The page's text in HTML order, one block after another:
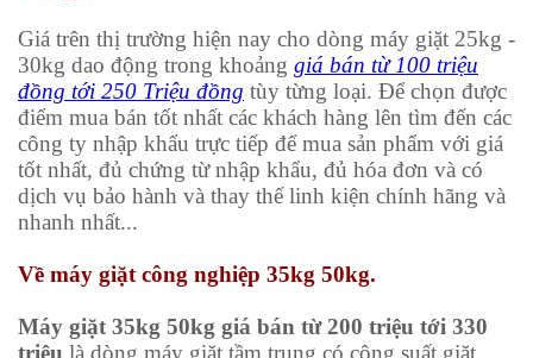
Giá trên thị trường hiện nay cho dòng máy giặt 25kg -
30kg dao động trong khoảng giá bán từ 100 triệu
đồng tới 250 Triệu đồng tùy từng loại. Để chọn được
điểm mua bán tốt nhất các khách hàng lên tìm đến các
công ty nhập khẩu trực tiếp để mua sản phẩm với giá
tốt nhất, đủ chứng từ nhập khẩu, đủ hóa đơn và có
dịch vụ bảo hành và thay thế linh kiện chính hãng và
nhanh nhất...
Về máy giặt công nghiệp 35kg 50kg.
Máy giặt 35kg 50kg giá bán từ 200 triệu tới 330
triệu là dòng máy giặt tầm trung có công suất giặt